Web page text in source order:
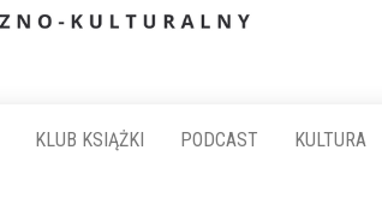
KLUB KSIĄŻKI PODCAST KULTURA